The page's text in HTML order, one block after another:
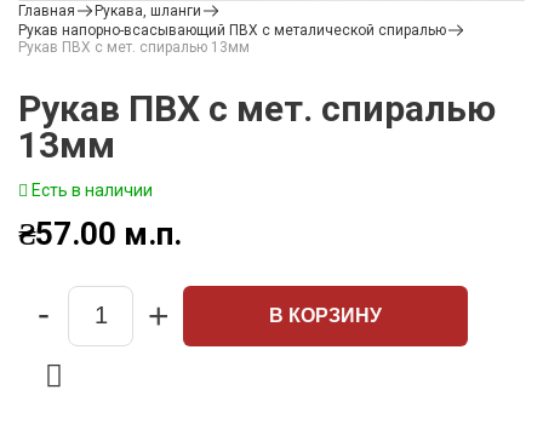
Главная
Рукава, шланги
Рукав напорно-всасывающий ПВХ с металической спиралью
Рукав ПВХ с мет. спиралью 13мм
Рукав ПВХ с мет. спиралью
13мм
Есть в наличии
₴57.00 м.п.
Quantity
- + В КОРЗИНУ